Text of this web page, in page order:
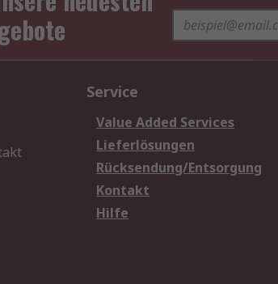
Service
Value Added Services
Lieferlösungen
Rücksendung/Entsorgung
Kontakt
Hilfe